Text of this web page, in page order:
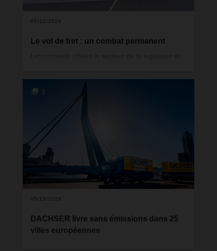
05/22/2026
Le vol de fret : un combat permanent
planification, mais aussi lors des chargements
directs chez les clients. Avec un concept de
sécurité solide et des formations régulières,
DACHSER assure une protection efficace contre le
vol.
3
05/13/2026
DACHSER livre sans émissions dans 25
villes européennes